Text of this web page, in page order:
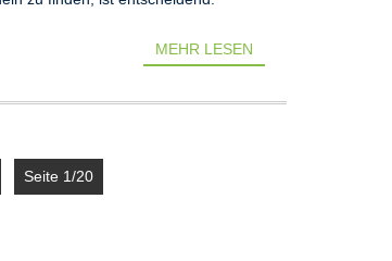
MEHR LESEN
Seite 1/20